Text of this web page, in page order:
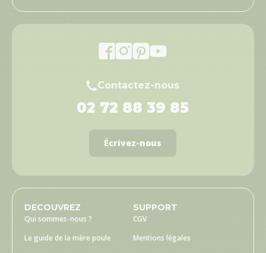
Contactez-nous
02 72 88 39 85
Écrivez-nous
DECOUVREZ
Qui sommes-nous ?
Le guide de la mère poule
SUPPORT
CGV
Mentions légales